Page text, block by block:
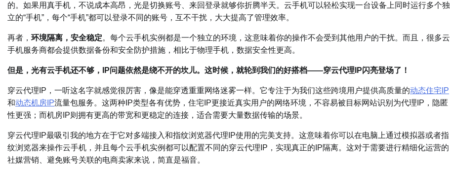
的。如果用真手机，不说成本高昂，光是切换账号、来回登录就够你折腾半天。云手机可以轻松实现一台设备上同时运行多个独
立的“手机”，每个“手机”都可以登录不同的账号，互不干扰，大大提高了管理效率。
再者， 环境隔离，安全稳定。每个云手机实例都是一个独立的环境，这意味着你的操作不会受到其他用户的干扰。而且，很多云
手机服务商都会提供数据备份和安全防护措施，相比于物理手机，数据安全性更高。
但是，光有云手机还不够，IP问题依然是绕不开的坎儿。这时候，就轮到我们的好搭档——穿云代理IP闪亮登场了！
穿云代理IP，一听这名字就感觉很厉害，像是能穿透重重网络迷雾一样。它专注于为我们这些跨境用户提供高质量的动态住宅IP
和动态机房IP流量包服务。这两种IP类型各有优势，住宅IP更接近真实用户的网络环境，不容易被目标网站识别为代理IP，隐匿
性更强；而机房IP则拥有更高的带宽和更稳定的连接，适合需要大量数据传输的场景。
穿云代理IP最吸引我的地方在于它对多端接入和指纹浏览器代理IP使用的完美支持。这意味着你可以在电脑上通过模拟器或者指
纹浏览器来操作云手机，并且每个云手机实例都可以配置不同的穿云代理IP，实现真正的IP隔离。这对于需要进行精细化运营的
社媒营销、避免账号关联的电商卖家来说，简直是福音。